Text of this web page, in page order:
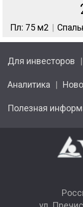
Пл: 75 м2
Для инвесторов
Аналитика
Полезная